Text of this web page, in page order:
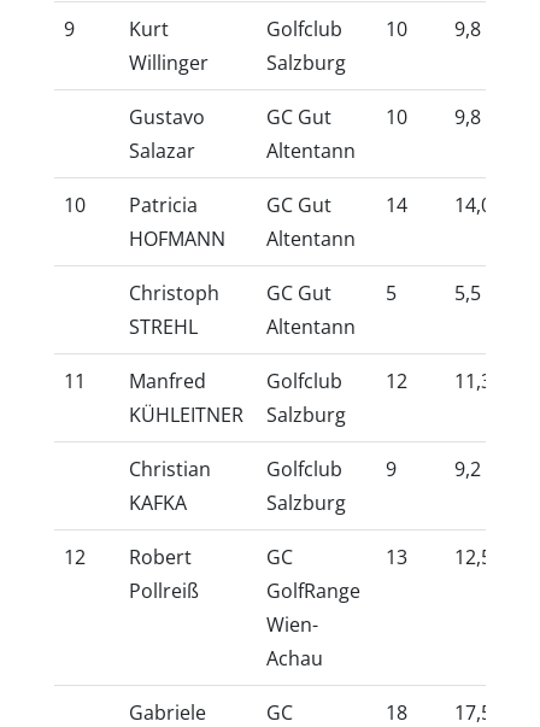
9
Kurt
Willinger
Golfclub
Salzburg
10 9,8
Gustavo
Salazar
GC Gut
Altentann
10 9,8
10
Patricia
HOFMANN
GC Gut
Altentann
14 14,0
Christoph
STREHL
GC Gut
Altentann
5 5,5
11
Manfred
KÜHLEITNER
Golfclub
Salzburg
12 11,3
Christian
KAFKA
Golfclub
Salzburg
9 9,2
12
Robert
Pollreiß
GC
GolfRange
Wien-
Achau
13 12,5
Gabriele
GC
18 17,5